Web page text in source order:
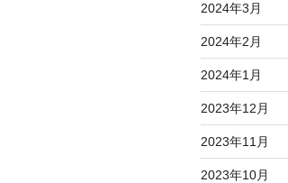
2024年3月
2024年2月
2024年1月
2023年12月
2023年11月
2023年10月